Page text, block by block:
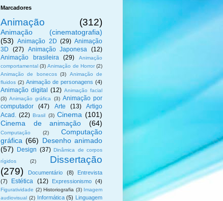
Marcadores
Animação (312)
Animação (cinematografia)
(53) Animação 2D (29) Animação
3D
(27) Animação Japonesa (12)
Animação brasileira
(29)
Animação
comportamental (3) Animação de Horror (2)
Animação de bonecos (3)
Animação de
fluidos (2) Animação de personagens (4)
Animação digital (12) Animação facial
(3) Animação gráfica (3) Animação por
computador
(47) Arte (13)
Artigo
Acad. (22) Brasil (3) Cinema (101)
Cinema de animação
(64)
Computação (2)
Computação
gráfica (66) Desenho animado
(57)
Design (37) Dinâmica de corpos
rígidos
(2)
Dissertação
(279)
Documentário (8)
Entrevista
(7)
Estética (12) Expressionismo (4)
Figuratividade (2) Historiografia (3) Imagem
audiovisual (2) Informática (5) Linguagem